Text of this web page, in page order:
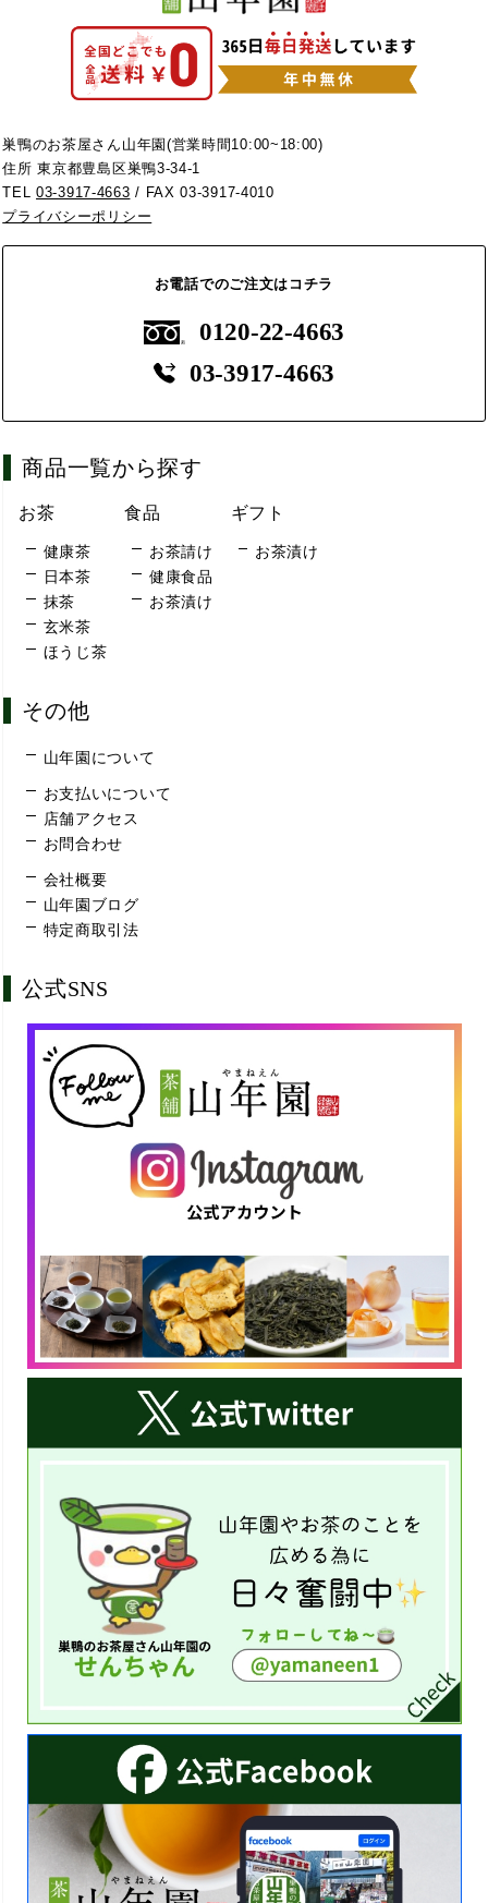
巣鴨のお茶屋さん山年園(営業時間10:00~18:00)
住所 東京都豊島区巣鴨3-34-1
TEL03-3917-4663 / FAX 03-3917-4010
プライバシーポリシー
お電話でのご注文はコチラ
0120-22-4663
03-3917-4663
商品一覧から探す
お茶
健康茶
日本茶
抹茶
玄米茶
ほうじ茶
食品
お茶請け
健康食品
お茶漬け
ギフト
お茶漬け
その他
山年園について
お支払いについて
店舗アクセス
お問合わせ
会社概要
山年園ブログ
特定商取引法
公式SNS